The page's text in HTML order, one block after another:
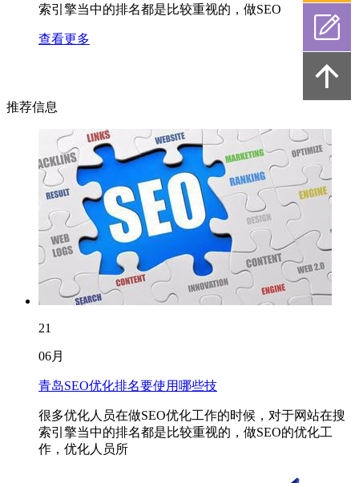
索引擎当中的排名都是比较重视的，做SEO
查看更多
推荐信息
21
06月
青岛SEO优化排名要使用哪些技
很多优化人员在做SEO优化工作的时候，对于网站在搜
索引擎当中的排名都是比较重视的，做SEO的优化工
作，优化人员所